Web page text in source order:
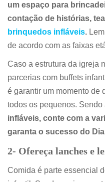
um espaço para
contação de histórias,
brinquedos infláveis.
de acordo com as faixas
Caso a estrutura da igreja
parcerias com buffets
é garantir um momento de
todos os pequenos. Sendo
infláveis, conte com a
garanta o sucesso do
2- Ofereça lanches e
Comida é parte essencial